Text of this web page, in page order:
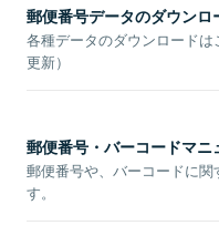
郵便番号データのダウンロ
各種データのダウンロード
更新）
郵便番号・バーコードマニ
郵便番号や、バーコードに
す。